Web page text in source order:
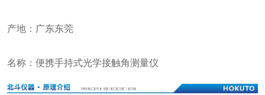
产地：广东东莞
名称：便携手持式光学接触角测量仪